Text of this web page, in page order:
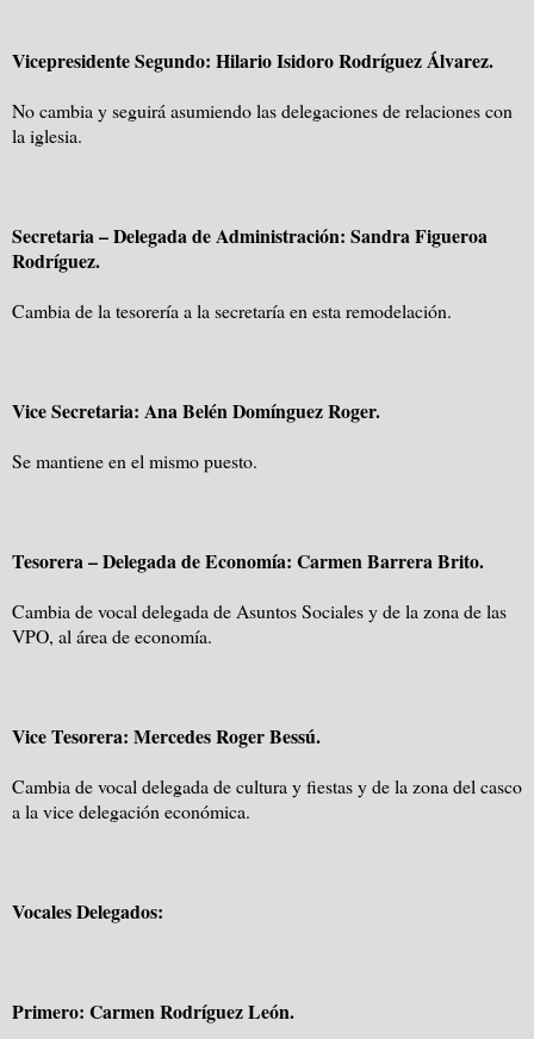
Vicepresidente Segundo: Hilario Isidoro Rodríguez Álvarez.
No cambia y seguirá asumiendo las delegaciones de relaciones con
la iglesia.
Secretaria – Delegada de Administración: Sandra Figueroa
Rodríguez.
Cambia de la tesorería a la secretaría en esta remodelación.
Vice Secretaria: Ana Belén Domínguez Roger.
Se mantiene en el mismo puesto.
Tesorera – Delegada de Economía: Carmen Barrera Brito.
Cambia de vocal delegada de Asuntos Sociales y de la zona de las
VPO, al área de economía.
Vice Tesorera: Mercedes Roger Bessú.
Cambia de vocal delegada de cultura y fiestas y de la zona del casco
a la vice delegación económica.
Vocales Delegados:
Primero: Carmen Rodríguez León.